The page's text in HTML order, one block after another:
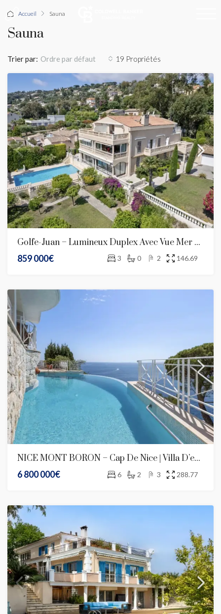
Accueil Sauna
Sauna
19 Propriétés
Trier par: Ordre par défaut
Golfe-Juan – Lumineux Duplex Avec Vue Mer Panoramique Mer Et Piscine
859 000€
3 0 2 146.69
NICE MONT BORON – Cap De Nice | Villa D’exception Avec Vue Mer Panoramique
6 800 000€
6 2 3 288.77